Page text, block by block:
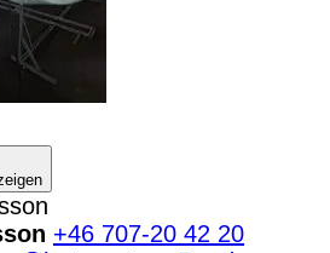
+46 707-20 42 20